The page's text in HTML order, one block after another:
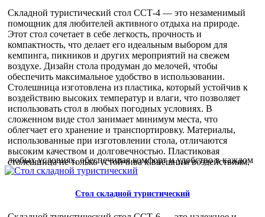
транспортировку и хранение стола простым и удобным
процессом. Этот стол идеально подходит для использования
на природе, в кемпинге, на даче или даже дома. Он станет
отличным решением для организации пикников, выездных
мероприятий и путешествий. Максимальная нагрузка до 20
кг позволяет использовать его для различных целей.
Оптовые покупатели оценят выгодные условия
приобретения этого стола. Высокое качество материалов и
продуманный дизайн делают его востребованным товаром,
который будет пользоваться популярностью среди клиентов.
Приобретая столы оптом, вы получаете надежный продукт,
который легко найдет своих покупателей. Складной
туристический стол — это сочетание практичности,
надежности и стиля. Он станет незаменимым помощником в
любых условиях, обеспечивая комфорт и удобство в каждом
путешествии.
Складной туристический стол ССТ-4 — это незаменимый
помощник для любителей активного отдыха на природе.
Этот стол сочетает в себе легкость, прочность и
компактность, что делает его идеальным выбором для
кемпинга, пикников и других мероприятий на свежем
воздухе. Дизайн стола продуман до мелочей, чтобы
обеспечить максимальное удобство в использовании.
Столешница изготовлена из пластика, который устойчив к
воздействию высоких температур и влаги, что позволяет
использовать стол в любых погодных условиях. В
сложенном виде стол занимает минимум места, что
облегчает его хранение и транспортировку. Материалы,
использованные при изготовлении стола, отличаются
высоким качеством и долговечностью. Пластиковая
столешница не только устойчива к внешним воздействиям,
но и легко чистится, что особенно важно при использовании
способного выдерживать нагрузку до 20 кг. Эргономика
Стол складной туристический